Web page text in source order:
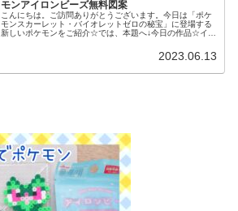
モンアイロンビーズ無料図案
こんにちは。ご訪問ありがとうございます。今日は「ポケ
モンスカーレット・バイオレットゼロの秘宝」に登場する
新しいポケモンをご紹介☆では、本題へ↓今日の作品☆イイ
2023.06.13